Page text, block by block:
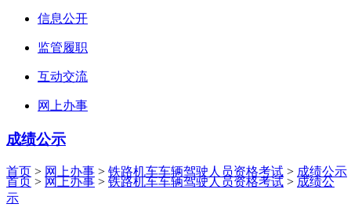
信息公开
监管履职
互动交流
网上办事
成绩公示
首页 > 网上办事 > 铁路机车车辆驾驶人员资格考试 > 成绩公示
首页 > 网上办事 > 铁路机车车辆驾驶人员资格考试 > 成绩公
示